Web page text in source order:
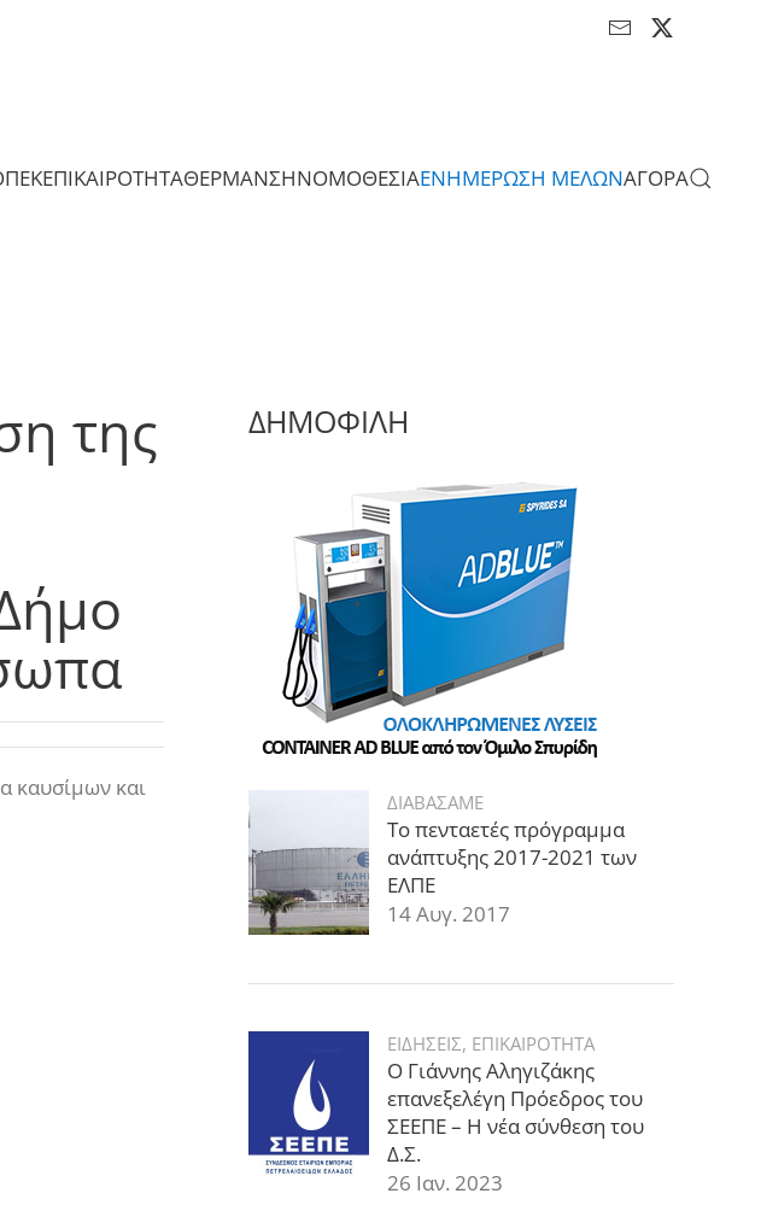
ΕΠΙΚΑΙΡΟΤΗΤΑΘΕΡΜΑΝΣΗΝΟΜΟΘΕΣΙΑΕΝΗΜΕΡΩΣΗ ΜΕΛΩΝΑΓΟΡΑ
της
καυσίμων και
ΔΗΜΟΦΙΛΗ
ΔΙΑΒΑΣΑΜΕ
Το πενταετές πρόγραμμα
ανάπτυξης 2017-2021 των
ΕΛΠΕ
14 Αυγ. 2017
ΕΙΔΗΣΕΙΣ, ΕΠΙΚΑΙΡΟΤΗΤΑ
Ο Γιάννης Αληγιζάκης
επανεξελέγη Πρόεδρος του
ΣΕΕΠΕ – Η νέα σύνθεση του
Δ.Σ.
26 Ιαν. 2023